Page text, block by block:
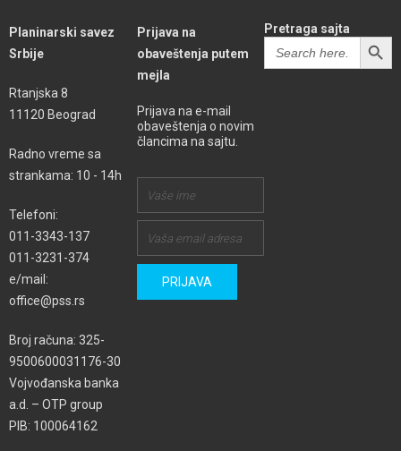
Planinarski savez
Srbije
Rtanjska 8
11120 Beograd
Radno vreme sa
strankama: 10 - 14h
Telefoni:
011-3343-137
011-3231-374
e/mail:
office@pss.rs
Broj računa: 325-
9500600031176-30
Vojvođanska banka
a.d. – OTP group
PIB: 100064162
Prijava na
obaveštenja putem
mejla
Prijava na e-mail
obaveštenja o novim
člancima na sajtu.
Pretraga sajta
Search
for:
SEARCH